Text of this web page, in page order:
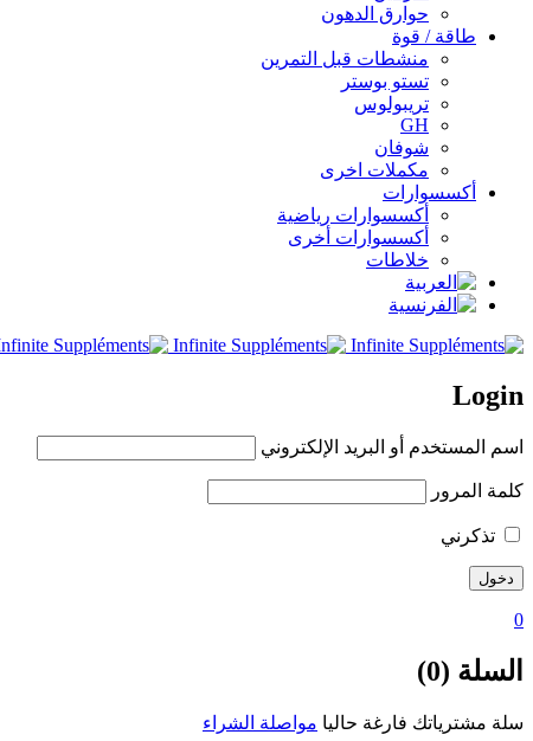
حوارق الدهون
طاقة / قوة
منشطات قبل التمرين
تستو بوستر
تريبولوس
GH
شوفان
مكملات اخرى
أكسسوارات
أكسسوارات رياضية
أكسسوارات أخرى
خلاطات
Login
اسم المستخدم أو البريد الإلكتروني
كلمة المرور
تذكرني
0
السلة (0)
سلة مشترياتك فارغة حاليا مواصلة الشراء